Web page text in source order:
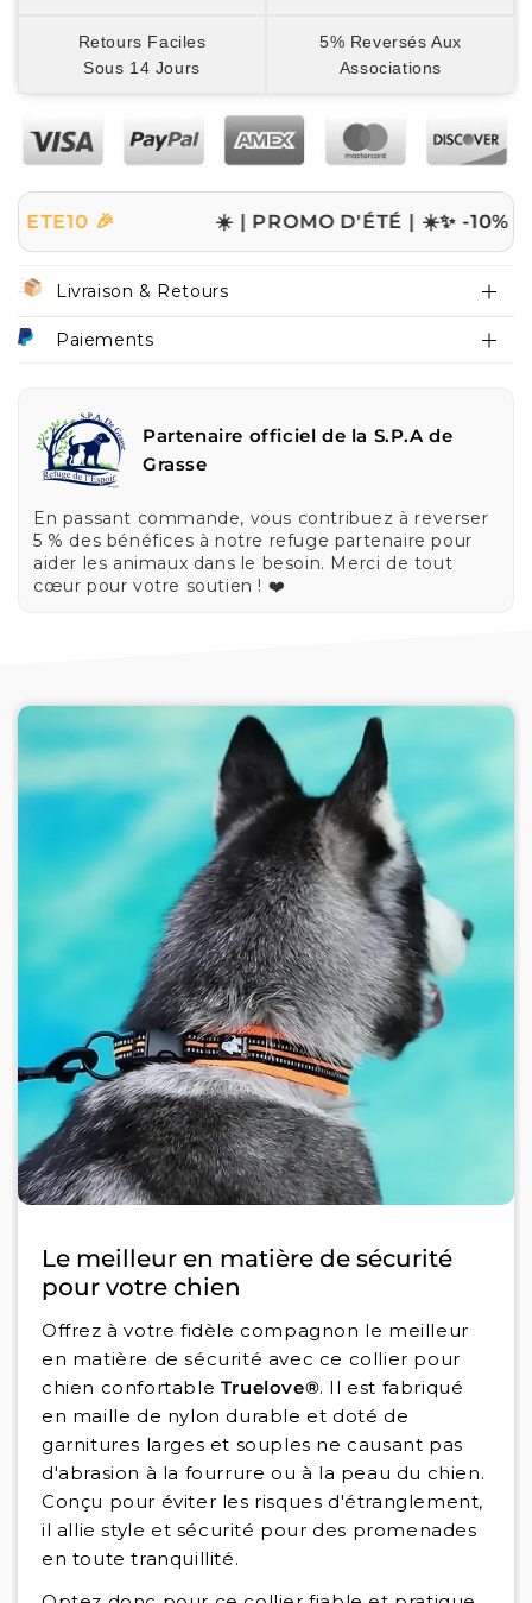
Retours Faciles
Sous 14 Jours
5% Reversés Aux
Associations
🎉 ☀️ | PROMO D'ÉTÉ | ☀️✨ -10% sur
Livraison & Retours
Paiements
Partenaire officiel de la S.P.A de
Grasse
En passant commande, vous contribuez à reverser
5 % des bénéfices à notre refuge partenaire pour
aider les animaux dans le besoin. Merci de tout
cœur pour votre soutien ! ❤️
Le meilleur en matière de sécurité
pour votre chien
Offrez à votre fidèle compagnon le meilleur
en matière de sécurité avec ce collier pour
chien confortable Truelove®. Il est fabriqué
en maille de nylon durable et doté de
garnitures larges et souples ne causant pas
d'abrasion à la fourrure ou à la peau du chien.
Conçu pour éviter les risques d'étranglement,
il allie style et sécurité pour des promenades
en toute tranquillité.